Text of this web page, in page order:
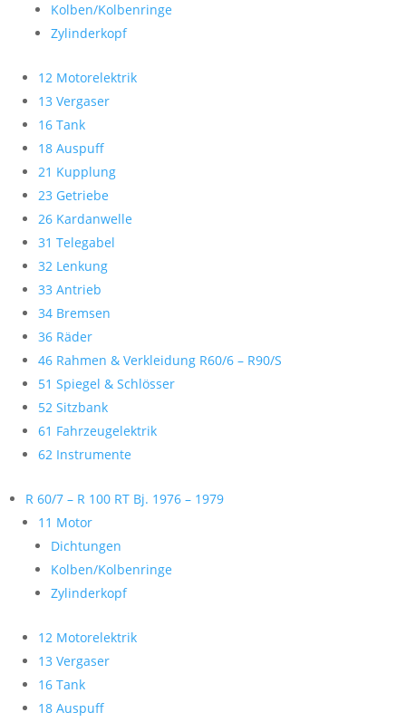
Kolben/Kolbenringe
Zylinderkopf
12 Motorelektrik
13 Vergaser
16 Tank
18 Auspuff
21 Kupplung
23 Getriebe
26 Kardanwelle
31 Telegabel
32 Lenkung
33 Antrieb
34 Bremsen
36 Räder
46 Rahmen & Verkleidung R60/6 – R90/S
51 Spiegel & Schlösser
52 Sitzbank
61 Fahrzeugelektrik
62 Instrumente
R 60/7 – R 100 RT Bj. 1976 – 1979
11 Motor
Dichtungen
Kolben/Kolbenringe
Zylinderkopf
12 Motorelektrik
13 Vergaser
16 Tank
18 Auspuff